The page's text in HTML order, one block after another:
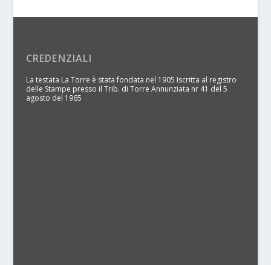
CREDENZIALI
La testata La Torre è stata fondata nel 1905 Iscritta al registro
delle Stampe presso il Trib. di Torre Annunziata nr 41 del 5
agosto del 1965